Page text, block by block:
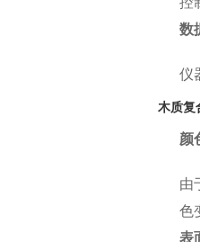
数
仪
木质复
颜
由
色
表